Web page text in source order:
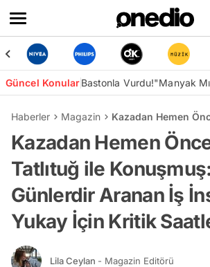
Güncel KonularBastonla Vurdu!"Manyak
Haberler Magazin Kazadan Hemen
Kazadan Hemen
Tatlıtuğ ile Konuşmuş:
Günlerdir Aranan İş
Yukay İçin Kritik
Lila Ceylan - Magazin Editörü